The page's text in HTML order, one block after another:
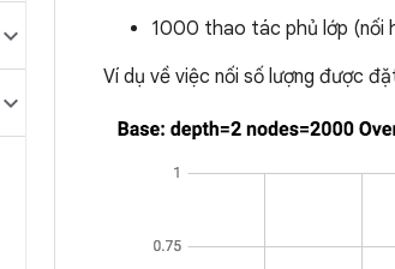
1000 thao tác phủ lớp (nối
Ví dụ về việc nối số lượng được